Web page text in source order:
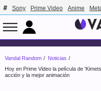
Sony Prime Video Anime
Vandal Random
Noticias
Hoy en Prime Video la película de
acción y la mejor animación